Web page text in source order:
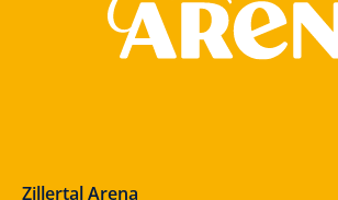
Zillertal Arena